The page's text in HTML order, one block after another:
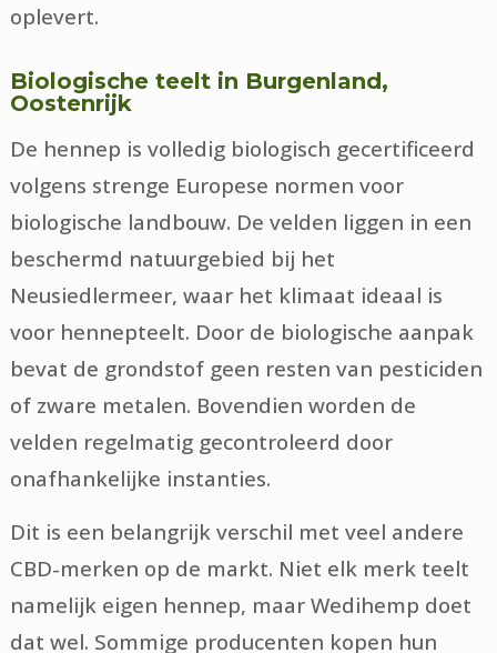
oplevert.
Biologische teelt in Burgenland,
Oostenrijk
De hennep is volledig biologisch gecertificeerd
volgens strenge Europese normen voor
biologische landbouw. De velden liggen in een
beschermd natuurgebied bij het
Neusiedlermeer, waar het klimaat ideaal is
voor hennepteelt. Door de biologische aanpak
bevat de grondstof geen resten van pesticiden
of zware metalen. Bovendien worden de
velden regelmatig gecontroleerd door
onafhankelijke instanties.
Dit is een belangrijk verschil met veel andere
CBD-merken op de markt. Niet elk merk teelt
namelijk eigen hennep, maar Wedihemp doet
dat wel. Sommige producenten kopen hun